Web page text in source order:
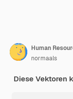
Human
normaals
Diese Vektoren